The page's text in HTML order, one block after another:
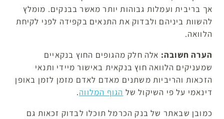
אך בריבית ועמלות גבוהות יותר מאשר בבנקים. מומלץ
להשוות ביניהם ולבדוק את התנאים בקפידה לפני לקיחת
הלוואה.
הערה חשובה: אלה חלק מהגופים החוץ בנקאיים
שמעניקים הלוואה חוץ בנקאית באישור מיידי ותנאי
הזכאות והריביות משתנים מאדם לאדם מזמן לזמן באופן
דינאמי על פי השיקול של הגוף המלווה.
כמובן שבאתר של בנק הכרמל תוכלו לבדוק זכאות גם